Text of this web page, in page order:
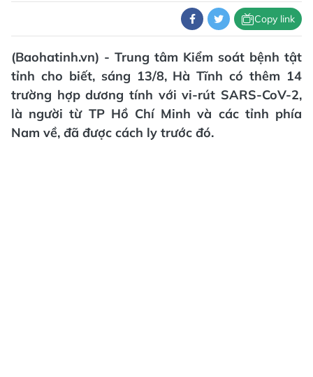
Copy link
(Baohatinh.vn) - Trung tâm Kiểm soát bệnh tật
tỉnh cho biết, sáng 13/8, Hà Tĩnh có thêm 14
trường hợp dương tính với vi-rút SARS-CoV-2,
là người từ TP Hồ Chí Minh và các tỉnh phía
Nam về, đã được cách ly trước đó.